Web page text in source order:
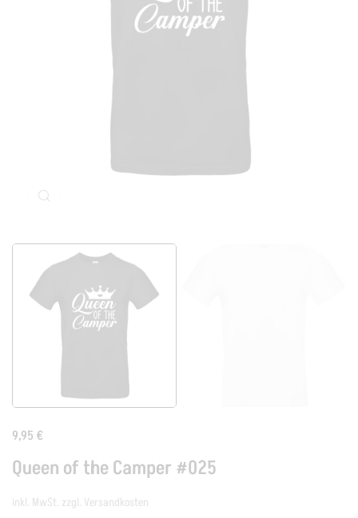
9,95 €
Queen of the Camper #025
inkl. MwSt. zzgl. Versandkosten